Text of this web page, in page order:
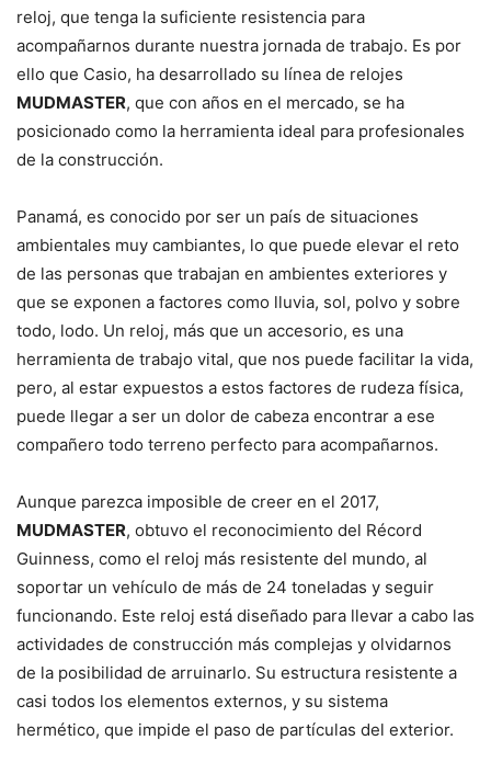
reloj, que tenga la suficiente resistencia para
acompañarnos durante nuestra jornada de trabajo. Es por
ello que Casio, ha desarrollado su línea de relojes
MUDMASTER, que con años en el mercado, se ha
posicionado como la herramienta ideal para profesionales
de la construcción.
Panamá, es conocido por ser un país de situaciones
ambientales muy cambiantes, lo que puede elevar el reto
de las personas que trabajan en ambientes exteriores y
que se exponen a factores como lluvia, sol, polvo y sobre
todo, lodo. Un reloj, más que un accesorio, es una
herramienta de trabajo vital, que nos puede facilitar la vida,
pero, al estar expuestos a estos factores de rudeza física,
puede llegar a ser un dolor de cabeza encontrar a ese
compañero todo terreno perfecto para acompañarnos.
Aunque parezca imposible de creer en el 2017,
MUDMASTER, obtuvo el reconocimiento del Récord
Guinness, como el reloj más resistente del mundo, al
soportar un vehículo de más de 24 toneladas y seguir
funcionando. Este reloj está diseñado para llevar a cabo las
actividades de construcción más complejas y olvidarnos
de la posibilidad de arruinarlo. Su estructura resistente a
casi todos los elementos externos, y su sistema
hermético, que impide el paso de partículas del exterior.